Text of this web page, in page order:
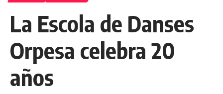
La Escola de Danses
Orpesa celebra 20
años